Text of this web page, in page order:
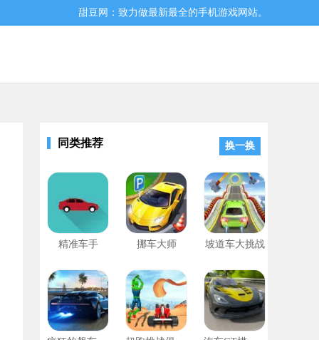
甜豆网：致力做最新最全的手机游戏网站。
斗，收获超乎寻常的枪战快感,感兴趣的朋友就来本站下载吧.
同类推荐 换一换
精准车手 挪车大师 坡道车大挑战